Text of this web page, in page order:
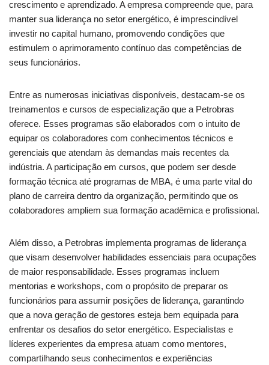
crescimento e aprendizado. A empresa compreende que, para
manter sua liderança no setor energético, é imprescindível
investir no capital humano, promovendo condições que
estimulem o aprimoramento contínuo das competências de
seus funcionários.
Entre as numerosas iniciativas disponíveis, destacam-se os
treinamentos e cursos de especialização que a Petrobras
oferece. Esses programas são elaborados com o intuito de
equipar os colaboradores com conhecimentos técnicos e
gerenciais que atendam às demandas mais recentes da
indústria. A participação em cursos, que podem ser desde
formação técnica até programas de MBA, é uma parte vital do
plano de carreira dentro da organização, permitindo que os
colaboradores ampliem sua formação acadêmica e profissional.
Além disso, a Petrobras implementa programas de liderança
que visam desenvolver habilidades essenciais para ocupações
de maior responsabilidade. Esses programas incluem
mentorias e workshops, com o propósito de preparar os
funcionários para assumir posições de liderança, garantindo
que a nova geração de gestores esteja bem equipada para
enfrentar os desafios do setor energético. Especialistas e
líderes experientes da empresa atuam como mentores,
compartilhando seus conhecimentos e experiências